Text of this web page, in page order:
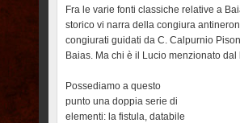
Fra le varie fonti classiche relative a
storico vi narra della congiura
congiurati guidati da C. Calpurnio
Baias. Ma chi è il Lucio menzionato dal
Possediamo a questo
punto una doppia serie di
elementi: la fistula, databile